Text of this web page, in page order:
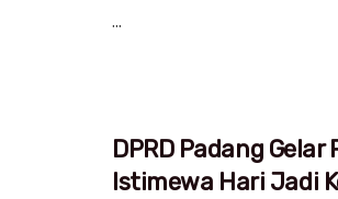
...
DPRD Padang
Istimewa Hari Jadi